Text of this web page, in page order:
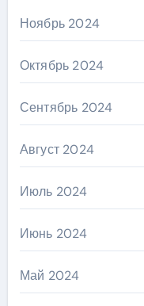
Ноябрь 2024
Октябрь 2024
Сентябрь 2024
Август 2024
Июль 2024
Июнь 2024
Май 2024